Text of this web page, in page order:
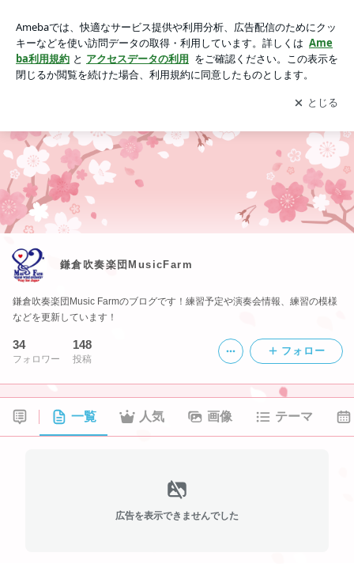
アプリをダウンロードして ブログの更新通知
を受け取りまし
ょう。
開く
鎌倉吹奏楽団MusicFarm
鎌倉吹奏楽団Music Farmのブログです！練習予定や演奏会情報、練習の模様
などを更新しています！
34
フォロワー
148
投稿
フォロー
一覧 人気 画像 テーマ
広告を表示できませんでした